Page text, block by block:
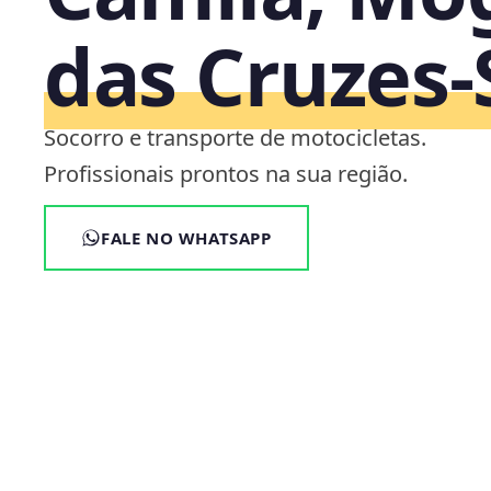
das
Socorro e transporte de motocicletas.
Profissionais prontos na sua região.
FALE NO WHATSAPP